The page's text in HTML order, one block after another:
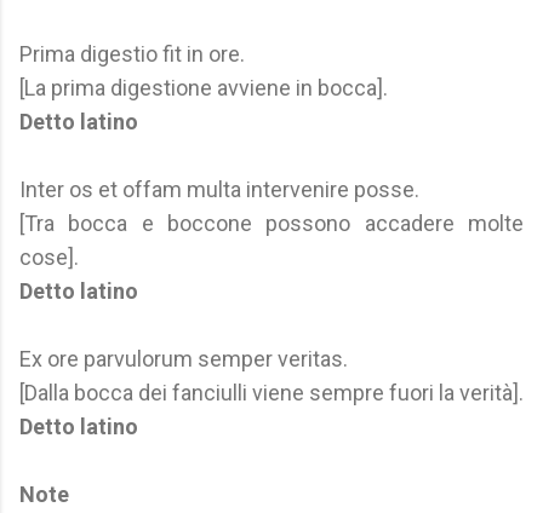
Prima digestio fit in ore.
[La prima digestione avviene in bocca].
Detto latino
Inter os et offam multa intervenire posse.
[Tra bocca e boccone possono accadere molte
cose].
Detto latino
Ex ore parvulorum semper veritas.
[Dalla bocca dei fanciulli viene sempre fuori la verità].
Detto latino
Note